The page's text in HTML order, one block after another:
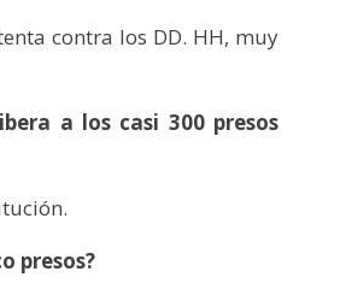
contra los DD. HH, muy
a los casi 300 presos
presos?